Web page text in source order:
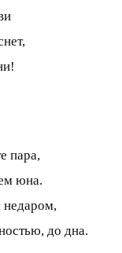
пара,
юна.
недаром,
до дна.